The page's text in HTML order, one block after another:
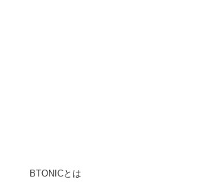
BTONICとは